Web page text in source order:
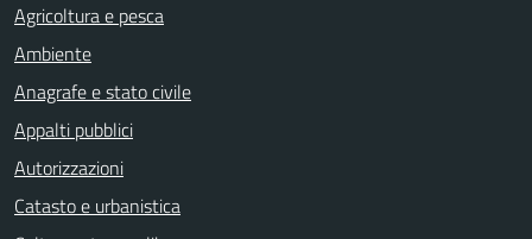
Agricoltura e pesca
Ambiente
Anagrafe e stato civile
Appalti pubblici
Autorizzazioni
Catasto e urbanistica